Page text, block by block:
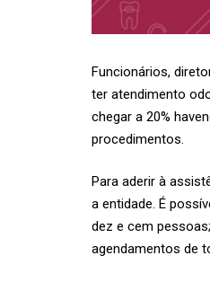
Funcionários,
ter atendimento
chegar a 20%
procedimentos.
Para aderir à
a entidade. É
dez e cem
agendamentos de